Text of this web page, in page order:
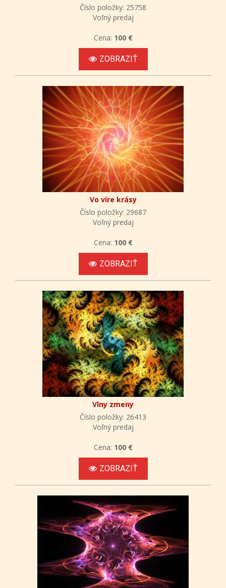
Číslo položky: 25758
Voľný predaj
Cena: 100 €
ZOBRAZIŤ
Vo víre krásy
Číslo položky: 29687
Voľný predaj
Cena: 100 €
ZOBRAZIŤ
Vlny zmeny
Číslo položky: 26413
Voľný predaj
Cena: 100 €
ZOBRAZIŤ